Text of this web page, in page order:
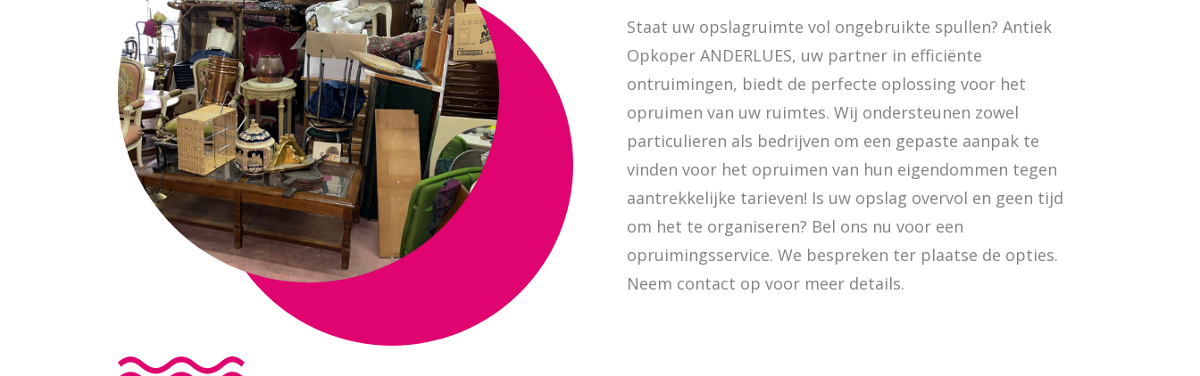
Staat uw opslagruimte vol ongebruikte spullen? Antiek
Opkoper ANDERLUES, uw partner in efficiënte
ontruimingen, biedt de perfecte oplossing voor het
opruimen van uw ruimtes. Wij ondersteunen zowel
particulieren als bedrijven om een gepaste aanpak te
vinden voor het opruimen van hun eigendommen tegen
aantrekkelijke tarieven! Is uw opslag overvol en geen tijd
om het te organiseren? Bel ons nu voor een
opruimingsservice. We bespreken ter plaatse de opties.
Neem contact op voor meer details.